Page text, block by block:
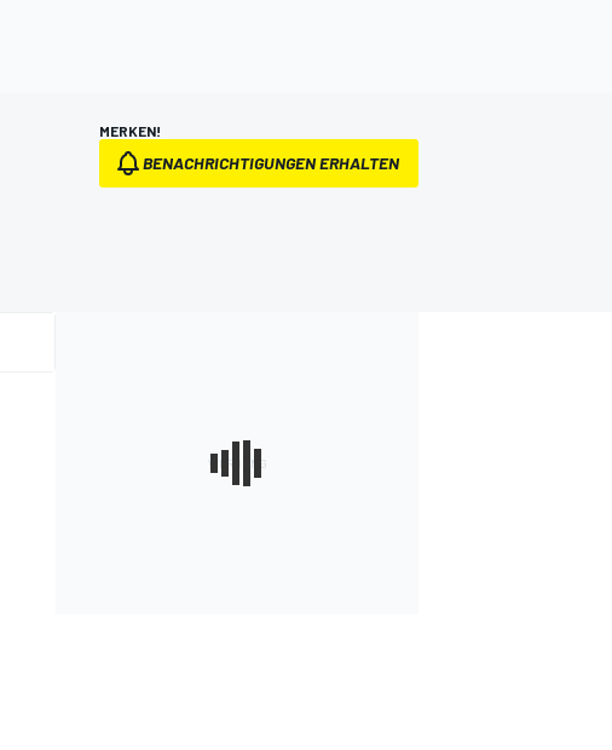
MERKEN!
BENACHRICHTIGUNGEN ERHALTEN